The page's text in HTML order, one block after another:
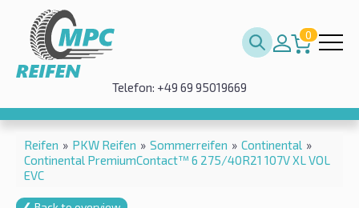
0
Telefon: +49 69 95019669
Reifen » PKW Reifen » Sommerreifen » Continental »
Continental PremiumContact™ 6 275/40R21 107V XL VOL
EVC